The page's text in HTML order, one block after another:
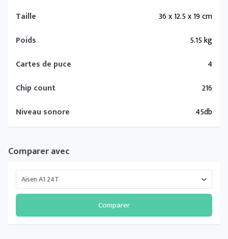
Taille
36 x 12.5 x 19 cm
Poids
5.15 kg
Cartes de puce
4
Chip count
216
Niveau sonore
45db
Comparer avec
Comparer